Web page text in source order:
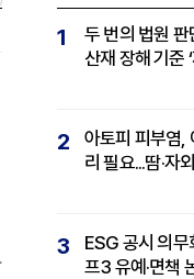
1
두 번의 법원
산재 장해 기준
2
아토피 피부염,
리 필요...땀·자
3
ESG 공시 의
프3 유예·면책